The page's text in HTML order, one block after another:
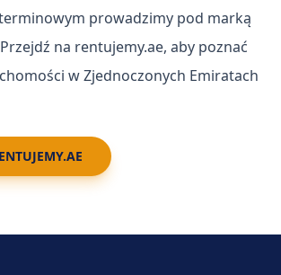
prowadzimy pod marką
Przejdź na rentujemy.ae, aby poznać
w Zjednoczonych Emiratach